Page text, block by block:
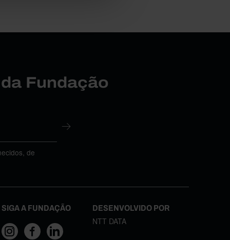
Fundação
de
SIGA A FUNDAÇÃO DESENVOLVIDO POR
NTT DATA